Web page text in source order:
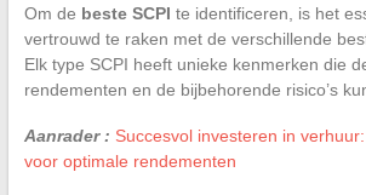
Om de beste SCPI te identificeren, is het
vertrouwd te raken met de verschillende
Elk type SCPI heeft unieke kenmerken die
rendementen en de bijbehorende risico’s
Aanrader : Succesvol investeren in
voor optimale rendementen